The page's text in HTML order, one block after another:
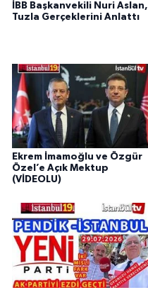
İBB Başkanvekili Nuri Aslan,
Tuzla Gerçeklerini Anlattı
Ekrem İmamoğlu ve Özgür
Özel’e Açık Mektup
(VİDEOLU)